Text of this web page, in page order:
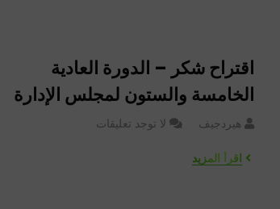
اقتراح شكر – الدورة العادية
الخامسة والستون لمجلس الإدارة
هيردجيف لا توجد تعليقات
اقرأ المزيد